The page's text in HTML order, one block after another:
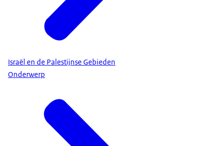
Israël en de Palestijnse Gebieden
Onderwerp